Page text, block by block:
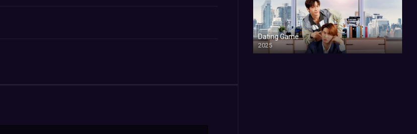
Dating Game
2025